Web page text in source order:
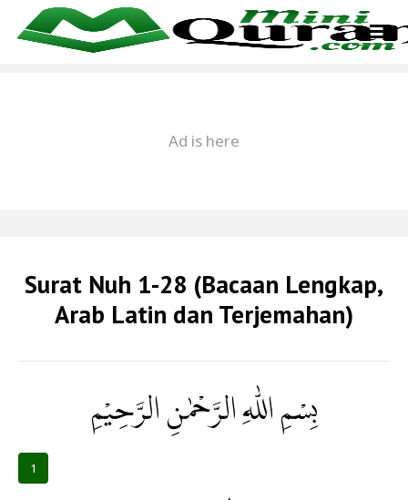
Surat Nuh 1-28 (Bacaan Lengkap,
Arab Latin dan Terjemahan)
بِسْمِ اللّٰهِ الرَّحْمٰنِ الرَّحِيْمِ
1